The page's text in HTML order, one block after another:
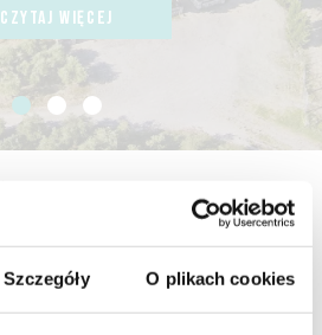
Szczegóły O plikach cookies
CZYTAJ WIĘCEJ
CZYTAJ WIĘCEJ
tagu: beefy